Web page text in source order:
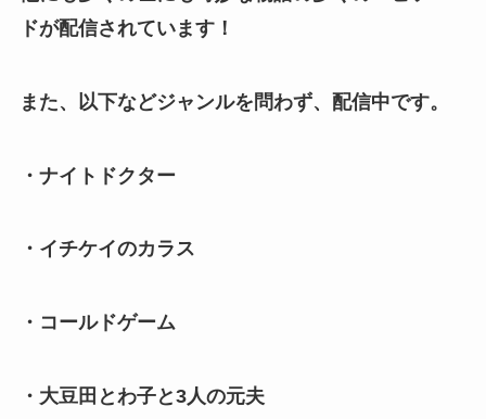
ドが配信されています！
また、以下などジャンルを問わず、配信中です。
・ナイトドクター
・イチケイのカラス
・コールドゲーム
・大豆田とわ子と3人の元夫